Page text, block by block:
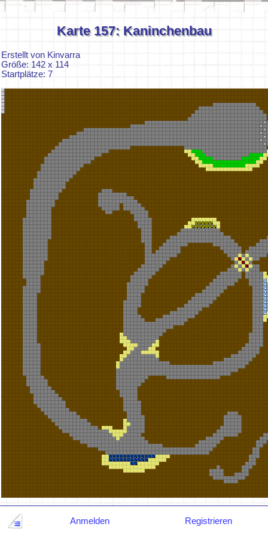
Karte 157: Kaninchenbau
Erstellt von Kinvarra
Größe: 142 x 114
Startplätze: 7
Anmelden Registrieren